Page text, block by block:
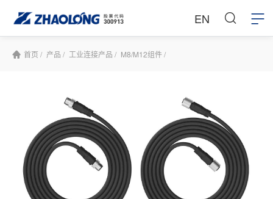
EN
首页 / 产品 / 工业连接产品 / M8/M12组件 /